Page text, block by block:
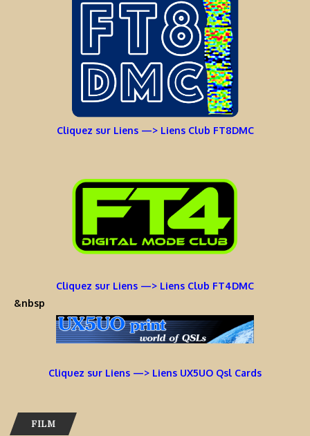
Cliquez sur Liens —> Liens Club FT8DMC
Cliquez sur Liens —> Liens Club FT4DMC
&nbsp
Cliquez sur Liens —> Liens UX5UO Qsl Cards
FILM